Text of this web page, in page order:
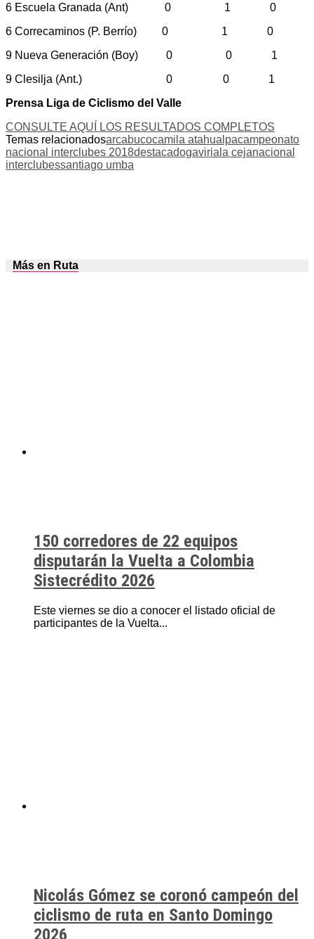
6 Escuela Granada (Ant) 0 1 0
6 Correcaminos (P. Berrío) 0 1 0
9 Nueva Generación (Boy) 0 0 1
9 Clesilja (Ant.) 0 0 1
Prensa Liga de Ciclismo del Valle
CONSULTE AQUÍ LOS RESULTADOS COMPLETOS
Temas relacionadosarcabucocamila atahualpacampeonato
nacional interclubes 2018destacadogaviria la cejanacional
interclubessantiago umba
Más en Ruta
150 corredores de 22 equipos
disputarán la Vuelta a Colombia
Sistecrédito 2026
Este viernes se dio a conocer el listado oficial de
participantes de la Vuelta...
Nicolás Gómez se coronó campeón del
ciclismo de ruta en Santo Domingo
2026